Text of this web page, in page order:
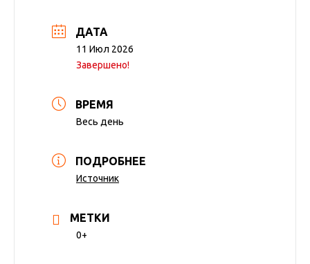
ДАТА
11 Июл 2026
Завершено!
ВРЕМЯ
Весь день
ПОДРОБНЕЕ
Источник
МЕТКИ
0+